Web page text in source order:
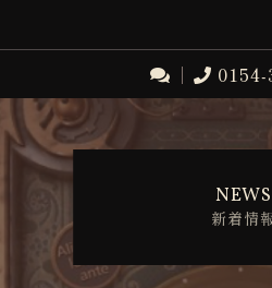
NEWS
新着情